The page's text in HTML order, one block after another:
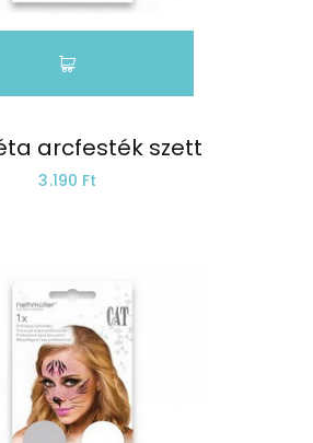
arcfesték szett
3.190 Ft